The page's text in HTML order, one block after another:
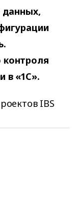
данных,
контроля
в «1С».
IBS